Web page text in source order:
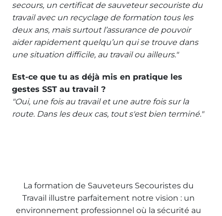
secours, un certificat de sauveteur secouriste du
travail avec un recyclage de formation tous les
deux ans, mais surtout l’assurance de pouvoir
aider rapidement quelqu’un qui se trouve dans
une situation difficile, au travail ou ailleurs."
Est-ce que tu as déjà mis en pratique les
gestes SST au travail ?
"Oui, une fois au travail et une autre fois sur la
route. Dans les deux cas, tout s'est bien terminé."
La formation de Sauveteurs Secouristes du
Travail illustre parfaitement notre vision : un
environnement professionnel où la sécurité au